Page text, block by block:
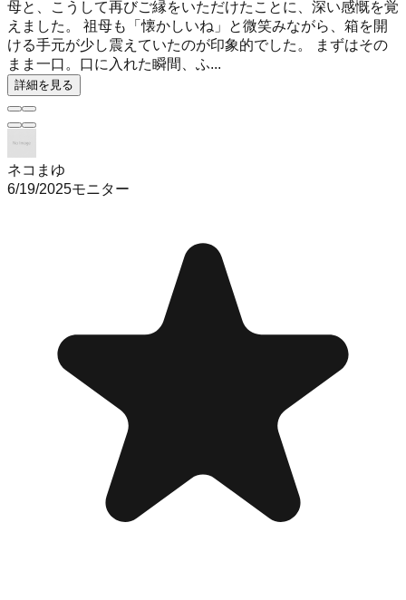
母と、こうして再びご縁をいただけたことに、深い感慨を覚
えました。 祖母も「懐かしいね」と微笑みながら、箱を開
ける手元が少し震えていたのが印象的でした。 まずはその
まま一口。口に入れた瞬間、ふ...
詳細を見る
ネコまゆ
6/19/2025モニター